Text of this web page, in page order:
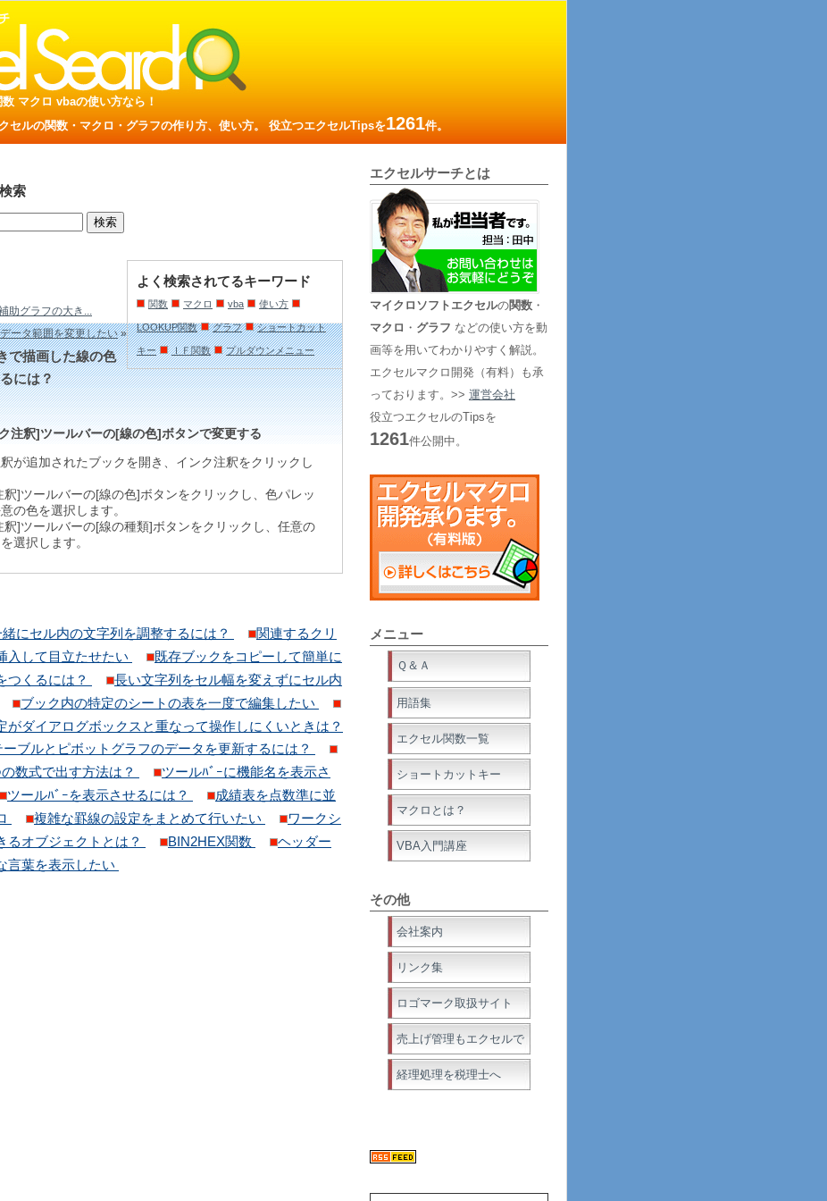
マクロ vbaの使い方なら！
セルの関数・マクロ・グラフの作り方、使い方。 役立つエクセルTipsを1261件。
索
よく検索されてるキーワード
関数 マクロ vba 使い方
LOOKUP関数 グラフ ショートカット
キー ＩＦ関数 プルダウンメニュー
助グラフの大き...
ータ範囲を変更したい»
で描画した線の色
には？
注釈]ツールバーの[線の色]ボタンで変更する
が追加されたブックを開き、インク注釈をクリックし
釈]ツールバーの[線の色]ボタンをクリックし、色パレッ
の色を選択します。
釈]ツールバーの[線の種類]ボタンをクリックし、任意の
選択します。
にセル内の文字列を調整するには？
関連するクリ
入して目立たせたい
既存ブックをコピーして簡単に
つくるには？
長い文字列をセル幅を変えずにセル内
ブック内の特定のシートの表を一度で編集したい
がダイアログボックスと重なって操作しにくいときは？
ーブルとピボットグラフのデータを更新するには？
数式で出す方法は？
ツールﾊﾞｰに機能名を表示さ
ツールﾊﾞｰを表示させるには？
成績表を点数準に並
複雑な罫線の設定をまとめて行いたい
ワークシ
るオブジェクトとは？
BIN2HEX関数
ヘッダー
言葉を表示したい
エクセルサーチとは
マイクロソフトエクセルの関数 ・
マクロ ・ グラフ などの使い方を動
画等を用いてわかりやすく解説。
エクセルマクロ開発（有料）も承
っております。>> 運営会社
役立つエクセルのTipsを
1261件公開中。
メニュー
Ｑ＆Ａ
用語集
エクセル関数一覧
ショートカットキー
マクロとは？
VBA入門講座
その他
会社案内
リンク集
ロゴマーク取扱サイト
売上げ管理もエクセルで
経理処理を税理士へ